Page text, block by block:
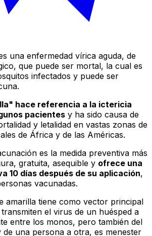
una enfermedad vírica aguda, de
que puede ser mortal, la cual es
infectados y puede ser
hace referencia a la ictericia
pacientes y ha sido causa de
y letalidad en vastas zonas de
de África y de las Américas.
es la medida preventiva más
gratuita, asequible y ofrece una
10 días después de su aplicación,
vacunadas.
amarilla tiene como vector principal
el virus de un huésped a
entre los monos, pero también del
una persona a otra, es menester